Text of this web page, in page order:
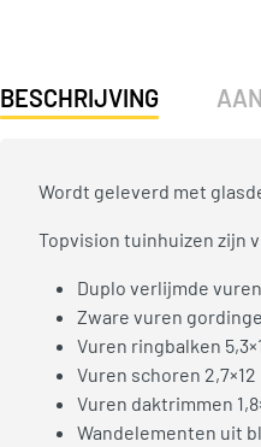
BESCHRIJVING
Wordt geleverd met
Topvision tuinhuizen zijn
Duplo verlijmde vuren
Zware vuren
Vuren ringbalken
Vuren schoren 2,7×12
Vuren daktrimmen
Wandelementen uit